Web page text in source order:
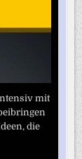
mit
die